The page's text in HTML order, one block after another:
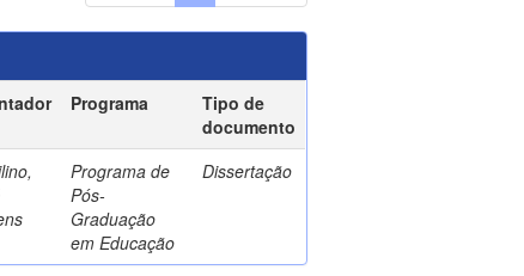
Programa
Tipo de
documento
Programa de
Pós-
Graduação
em Educação
Dissertação